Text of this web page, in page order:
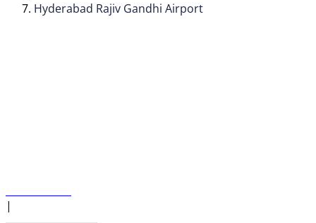
Hyderabad Rajiv Gandhi Airport
|